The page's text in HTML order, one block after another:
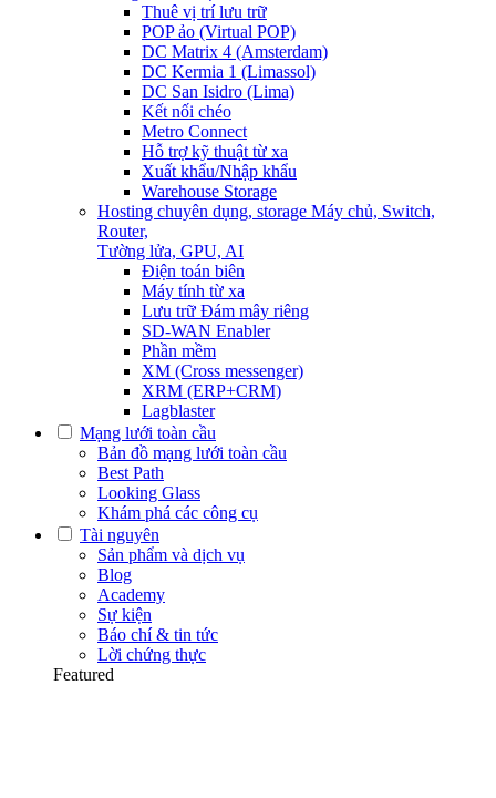
Thuê vị trí lưu trữ
POP ảo (Virtual POP)
DC Matrix 4 (Amsterdam)
DC Kermia 1 (Limassol)
DC San Isidro (Lima)
Kết nối chéo
Metro Connect
Hỗ trợ kỹ thuật từ xa
Xuất khẩu/Nhập khẩu
Warehouse Storage
Hosting chuyên dụng, storage Máy chủ, Switch,
Router,
Tường lửa, GPU, AI
Điện toán biên
Máy tính từ xa
Lưu trữ Đám mây riêng
SD-WAN Enabler
Phần mềm
XM (Cross messenger)
XRM (ERP+CRM)
Lagblaster
Mạng lưới toàn cầu
Bản đồ mạng lưới toàn cầu
Best Path
Looking Glass
Khám phá các công cụ
Tài nguyên
Sản phẩm và dịch vụ
Blog
Academy
Sự kiện
Báo chí & tin tức
Lời chứng thực
Featured